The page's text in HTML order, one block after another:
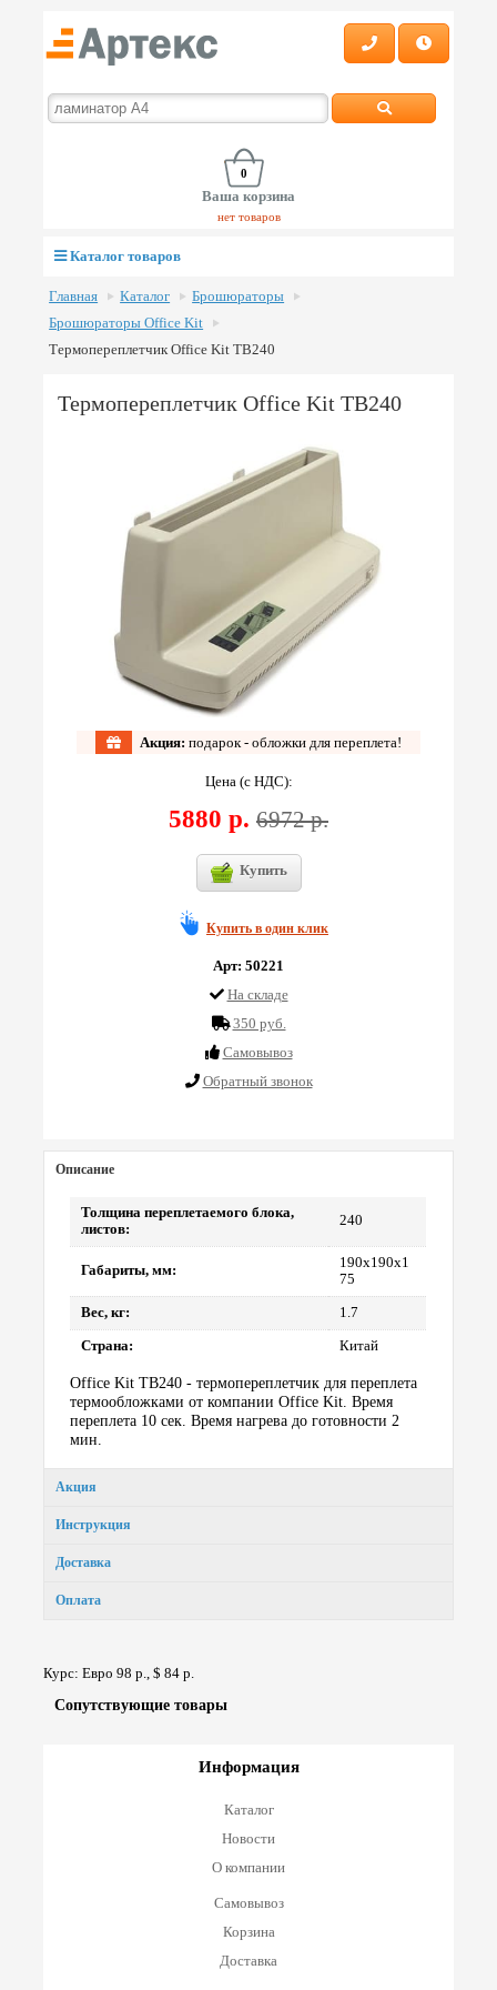
0
Ваша корзина
нет товаров
Каталог товаров
Главная Каталог
Брошюраторы
Брошюраторы Office Kit
Термопереплетчик Office Kit TB240
Термопереплетчик Office Kit TB240
Акция: подарок - обложки для переплета!
Цена (с НДС):
5880 р. 6972 р.
Купить
Купить в один клик
Арт: 50221
На складе
350 руб.
Cамовывоз
Обратный звонок
Описание
Толщина переплетаемого блока,
листов:
240
Габариты, мм:
190х190х1
75
Вес, кг: 1.7
Страна: Китай
Office Kit TB240 - термопереплетчик для переплета
термообложками от компании Office Kit. Время
переплета 10 сек. Время нагрева до готовности 2
мин.
Акция
Инструкция
Доставка
Оплата
Курс: Евро 98 р., $ 84 р.
Сопут­ствую­щие товары
Информация
Каталог
Новости
О компании
Самовывоз
Корзина
Доставка